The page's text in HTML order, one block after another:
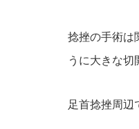
捻挫の手術は
うに大きな切
足首捻挫周辺